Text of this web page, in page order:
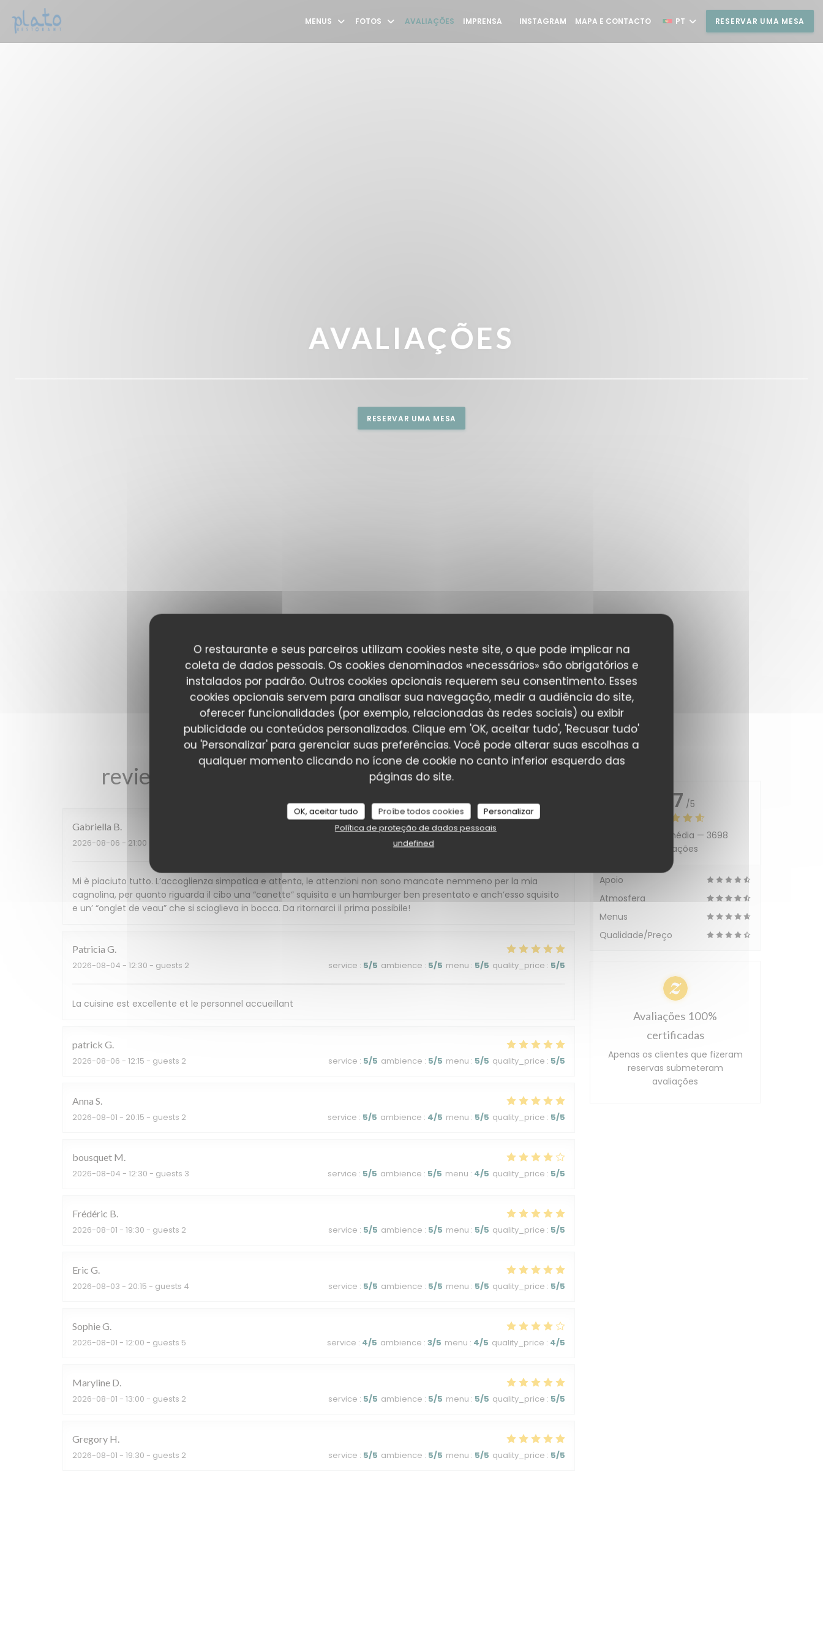
Painel de Gerenciamento de Cookies
O restaurante e seus parceiros utilizam cookies neste site, o que pode implicar na
coleta de dados pessoais. Os cookies denominados «necessários» são obrigatórios e
instalados por padrão. Outros cookies opcionais requerem seu consentimento. Esses
cookies opcionais servem para analisar sua navegação, medir a audiência do site,
oferecer funcionalidades (por exemplo, relacionadas às redes sociais) ou exibir
publicidade ou conteúdos personalizados. Clique em 'OK, aceitar tudo', 'Recusar tudo'
ou 'Personalizar' para gerenciar suas preferências. Você pode alterar suas escolhas a
qualquer momento clicando no ícone de cookie no canto inferior esquerdo das
páginas do site.
OK, aceitar tudo Proíbe todos cookies
Personalizar
Política de proteção de dados pessoais
undefined
MENUS FOTOS AVALIAÇÕES IMPRENSA ((ABRE NUMA NOVA JANELA))
INSTAGRAM((ABRE NUMA NOVA JANELA))
MAPA E CONTACTO PT RESERVAR UMA MESA
AVALIAÇÕES
RESERVAR UMA MESA
reviews_from_our_clients_following_booking
Gabriella B
2026-08-06 - 21:00 - guests 3 ambience: 5
Mi è piaciuto tutto. L’accoglienza simpatica e attenta, le attenzioni non sono mancate nemmeno per la mia
cagnolina, per quanto riguarda il cibo una “canette” squisita e un hamburger ben presentato e anch’esso squisito
e un’ “onglet de veau” che si scioglieva in bocca. Da ritornarci il prima possibile!
Patricia G
2026-08-04 - 12:30 - guests 2 service : 5/5 ambience : 5/5 menu : 5/5 quality_price : 5/5
La cuisine est excellente et le personnel accueillant
patrick G
2026-08-06 - 12:15 - guests 2 service : 5/5 ambience : 5/5 menu : 5/5 quality_price : 5/5
Anna S
2026-08-01 - 20:15 - guests 2 service : 5/5 ambience : 4/5 menu : 5/5 quality_price : 5/5
bousquet M
2026-08-04 - 12:30 - guests 3 service : 5/5 ambience : 5/5 menu : 4/5 quality_price : 5/5
Frédéric B
2026-08-01 - 19:30 - guests 2 service : 5/5 ambience : 5/5 menu : 5/5 quality_price : 5/5
Eric G
2026-08-03 - 20:15 - guests 4 service : 5/5 ambience : 5/5 menu : 5/5 quality_price : 5/5
SophieG
2026-08-01 - 12:00 - guests 5 service : 4/5 ambience : 3/5 menu : 4/5 quality_price : 4/5
Maryline D
2026-08-01 - 13:00 - guests 2 service : 5/5 ambience : 5/5 menu : 5/5 quality_price : 5/5
Gregory H
2026-08-01 - 19:30 - guests 2 service : 5/5 ambience : 5/5 menu : 5/5 quality_price : 5/5
4.7 /5
Avaliação média — 3698
avaliações
Apoio
Atmosfera
Menus
Qualidade/Preço
Avaliações 100%
certificadas
Apenas os clientes que fizeram
reservas submeteram
avaliações